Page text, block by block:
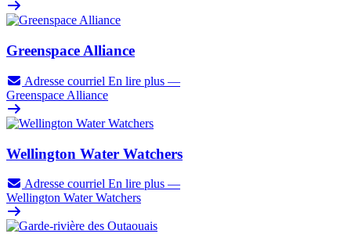
Greenspace Alliance
Adresse courriel En lire plus —
Greenspace Alliance
Wellington Water Watchers
Adresse courriel En lire plus —
Wellington Water Watchers